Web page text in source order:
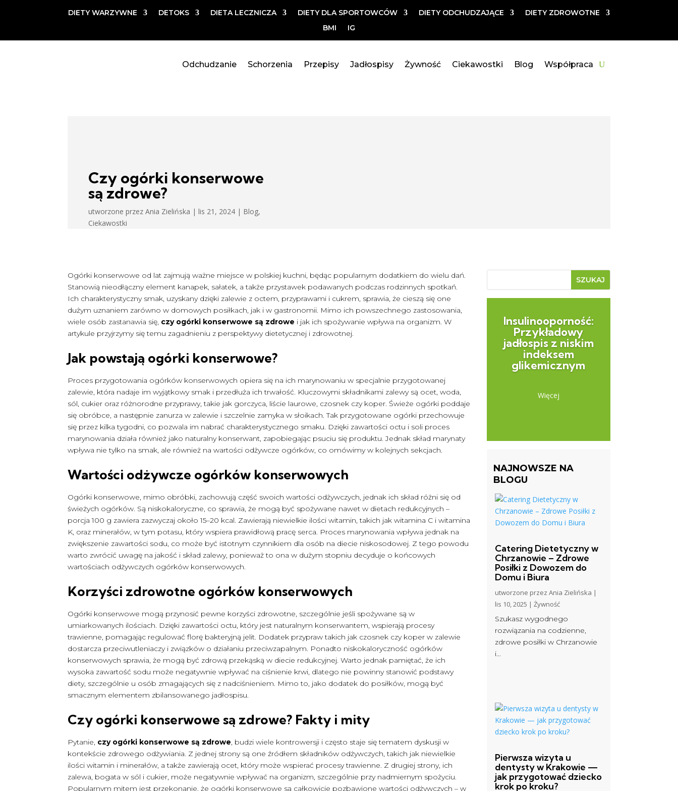
DIETY WARZYWNE DETOKS DIETA LECZNICZA DIETY DLA SPORTOWCÓW DIETY ODCHUDZAJĄCE
DIETY ZDROWOTNE
BMI
IG
Odchudzanie Schorzenia Przepisy Jadłospisy Żywność Ciekawostki Blog Współpraca
Czy ogórki konserwowe
są zdrowe?
utworzone przez Ania Zielińska | lis 21, 2024| Blog,
Ciekawostki
Ogórki konserwowe od lat zajmują ważne miejsce w polskiej kuchni, będąc popularnym dodatkiem do wielu dań.
Stanowią nieodłączny element kanapek, sałatek, a także przystawek podawanych podczas rodzinnych spotkań.
Ich charakterystyczny smak, uzyskany dzięki zalewie z octem, przyprawami i cukrem, sprawia, że cieszą się one
dużym uznaniem zarówno w domowych posiłkach, jak i w gastronomii. Mimo ich powszechnego zastosowania,
wiele osób zastanawia się, czy ogórki konserwowe są zdrowe i jak ich spożywanie wpływa na organizm. W
artykule przyjrzymy się temu zagadnieniu z perspektywy dietetycznej i zdrowotnej.
Jak powstają ogórki konserwowe?
Proces przygotowania ogórków konserwowych opiera się na ich marynowaniu w specjalnie przygotowanej
zalewie, która nadaje im wyjątkowy smak i przedłuża ich trwałość. Kluczowymi składnikami zalewy są ocet, woda,
sól, cukier oraz różnorodne przyprawy, takie jak gorczyca, liście laurowe, czosnek czy koper. Świeże ogórki poddaje
się obróbce, a następnie zanurza w zalewie i szczelnie zamyka w słoikach. Tak przygotowane ogórki przechowuje
się przez kilka tygodni, co pozwala im nabrać charakterystycznego smaku. Dzięki zawartości octu i soli proces
marynowania działa również jako naturalny konserwant, zapobiegając psuciu się produktu. Jednak skład marynaty
wpływa nie tylko na smak, ale również na wartości odżywcze ogórków, co omówimy w kolejnych sekcjach.
Wartości odżywcze ogórków konserwowych
Ogórki konserwowe, mimo obróbki, zachowują część swoich wartości odżywczych, jednak ich skład różni się od
świeżych ogórków. Są niskokaloryczne, co sprawia, że mogą być spożywane nawet w dietach redukcyjnych –
porcja 100 g zawiera zazwyczaj około 15–20 kcal. Zawierają niewielkie ilości witamin, takich jak witamina C i witamina
K, oraz minerałów, w tym potasu, który wspiera prawidłową pracę serca. Proces marynowania wpływa jednak na
zwiększenie zawartości sodu, co może być istotnym czynnikiem dla osób na diecie niskosodowej. Z tego powodu
warto zwrócić uwagę na jakość i skład zalewy, ponieważ to ona w dużym stopniu decyduje o końcowych
wartościach odżywczych ogórków konserwowych.
Korzyści zdrowotne ogórków konserwowych
Ogórki konserwowe mogą przynosić pewne korzyści zdrowotne, szczególnie jeśli spożywane są w
umiarkowanych ilościach. Dzięki zawartości octu, który jest naturalnym konserwantem, wspierają procesy
trawienne, pomagając regulować florę bakteryjną jelit. Dodatek przypraw takich jak czosnek czy koper w zalewie
dostarcza przeciwutleniaczy i związków o działaniu przeciwzapalnym. Ponadto niskokaloryczność ogórków
konserwowych sprawia, że mogą być zdrową przekąską w diecie redukcyjnej. Warto jednak pamiętać, że ich
wysoka zawartość sodu może negatywnie wpływać na ciśnienie krwi, dlatego nie powinny stanowić podstawy
diety, szczególnie u osób zmagających się z nadciśnieniem. Mimo to, jako dodatek do posiłków, mogą być
smacznym elementem zbilansowanego jadłospisu.
Czy ogórki konserwowe są zdrowe? Fakty i mity
Pytanie, czy ogórki konserwowe są zdrowe, budzi wiele kontrowersji i często staje się tematem dyskusji w
kontekście zdrowego odżywiania. Z jednej strony są one źródłem składników odżywczych, takich jak niewielkie
ilości witamin i minerałów, a także zawierają ocet, który może wspierać procesy trawienne. Z drugiej strony, ich
zalewa, bogata w sól i cukier, może negatywnie wpływać na organizm, szczególnie przy nadmiernym spożyciu.
Popularnym mitem jest przekonanie, że ogórki konserwowe są całkowicie pozbawione wartości odżywczych – w
Insulinooporność:
Przykładowy
jadłospis z niskim
indeksem
glikemicznym
Więcej
NAJNOWSZE NA
BLOGU
Catering Dietetyczny w
Chrzanowie – Zdrowe
Posiłki z Dowozem do
Domu i Biura
utworzone przezAnia Zielińska |
lis 10, 2025 |Żywność
Szukasz wygodnego
rozwiązania na codzienne,
zdrowe posiłki w Chrzanowie
i...
Pierwsza wizyta u
dentysty w Krakowie —
jak przygotować dziecko
krok po kroku?